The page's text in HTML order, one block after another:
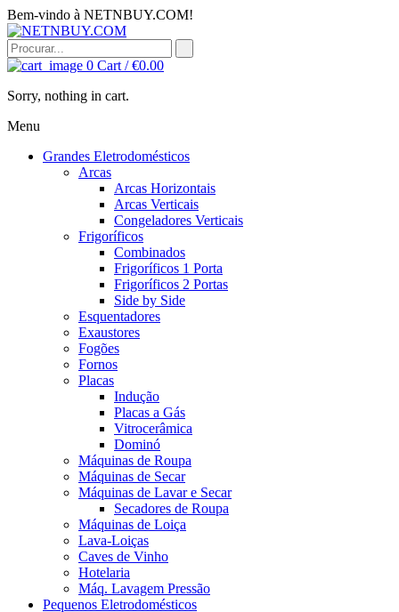
Bem-vindo à NETNBUY.COM!
0 Cart /€0.00
Sorry, nothing in cart.
Menu
Grandes Eletrodomésticos
Arcas
Arcas Horizontais
Arcas Verticais
Congeladores Verticais
Frigoríficos
Combinados
Frigoríficos 1 Porta
Frigoríficos 2 Portas
Side by Side
Esquentadores
Exaustores
Fogões
Fornos
Placas
Indução
Placas a Gás
Vitrocerâmica
Dominó
Máquinas de Roupa
Máquinas de Secar
Máquinas de Lavar e Secar
Secadores de Roupa
Máquinas de Loiça
Lava-Loiças
Caves de Vinho
Hotelaria
Máq. Lavagem Pressão
Pequenos Eletrodomésticos